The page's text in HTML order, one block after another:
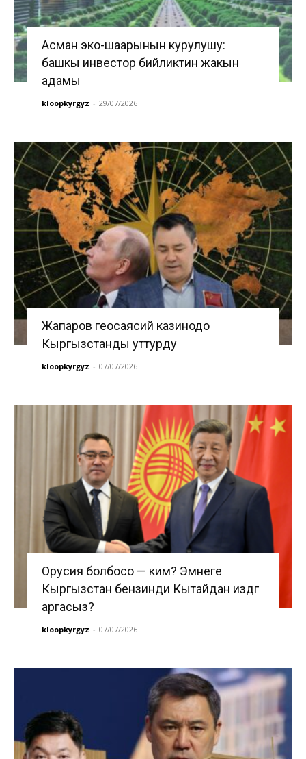
Асман эко-шаарынын курулушу:
башкы инвестор бийликтин жакын
адамы
kloopkyrgyz - 29/07/2026
Жапаров геосаясий казинодо
Кыргызстанды уттурду
kloopkyrgyz - 07/07/2026
Орусия болбосо — ким? Эмнеге
Кыргызстан бензинди Кытайдан издөөгө
аргасыз?
kloopkyrgyz - 07/07/2026